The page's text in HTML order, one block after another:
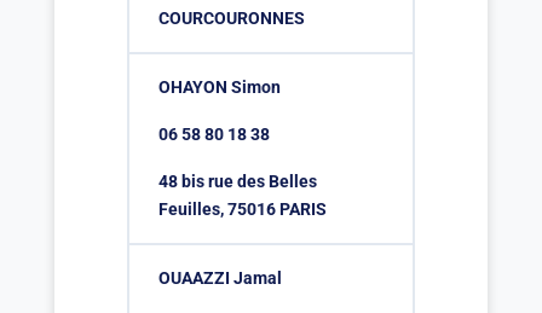
COURCOURONNES
OHAYON Simon
06 58 80 18 38
48 bis rue des Belles
Feuilles, 75016 PARIS
OUAAZZI Jamal